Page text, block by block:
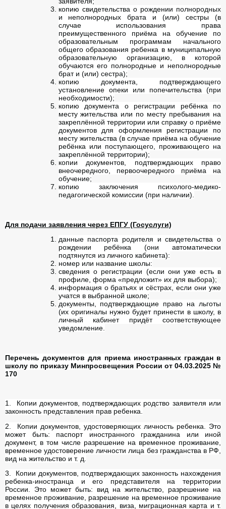
копию свидетельства о рождении полнородных
и неполнородных брата и (или) сестры (в
случае использования права
преимущественного приёма на обучение по
образовательным программам начального
общего образования ребенка в муниципальную
образовательную организацию, в которой
обучаются его полнородные и неполнородные
брат и (или) сестра);
копию документа, подтверждающего
установление опеки или попечительства (при
необходимости);
копию документа о регистрации ребёнка по
месту жительства или по месту пребывания на
закреплённой территории или справку о приёме
документов для оформления регистрации по
месту жительства (в случае приёма на обучение
ребёнка или поступающего, проживающего на
закреплённой территории);
копии документов, подтверждающих право
внеочередного, первоочередного приёма на
обучение;
копию заключения психолого-медико-
педагогической комиссии (при наличии).
Для подачи заявления через ЕПГУ (Госуслуги)
данные паспорта родителя и свидетельства о
рождении ребёнка (они автоматически
подтянутся из личного кабинета):
номер или название школы:
сведения о регистрации (если они уже есть в
профиле, форма «предложит» их для выбора);
информация о братьях и сёстрах, если они уже
учатся в выбранной школе;
документы, подтверждающие право на льготы
(их оригиналы нужно будет принести в школу, в
личный кабинет придёт соответствующее
уведомление.
Перечень документов для приема иностранных граждан в
школу по приказу Минпросвещения России от 04.03.2025 №
170
1. Копии документов, подтверждающих родство заявителя или
законность представления прав ребенка.
2. Копии документов, удостоверяющих личность ребенка. Это
может быть: паспорт иностранного гражданина или иной
документ, в том числе разрешение на временное проживание,
временное удостоверение личности лица без гражданства в РФ,
вид на жительство и т. д.
3. Копии документов, подтверждающих законность нахождения
ребенка-иностранца и его представителя на территории
России. Это может быть: вид на жительство, разрешение на
временное проживание, разрешение на временное проживание
в целях получения образования, виза, миграционная карта и т.